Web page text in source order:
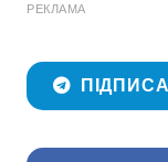
РЕКЛАМА